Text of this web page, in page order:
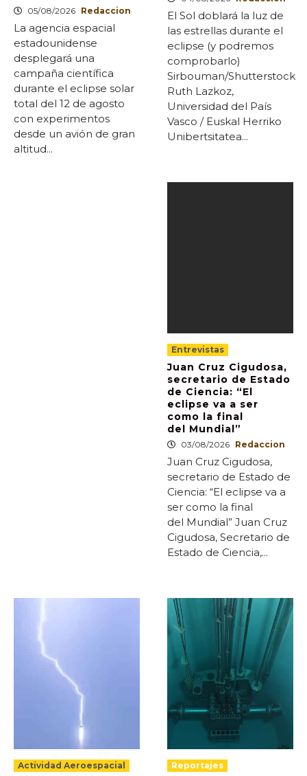
05/08/2026 Redaccion
La agencia espacial
estadounidense
desplegará una
campaña científica
durante el eclipse solar
total del 12 de agosto
con experimentos
desde un avión de gran
altitud...
El Sol doblará la luz de
las estrellas durante el
eclipse (y podremos
comprobarlo)
Sirbouman/Shutterstock
Ruth Lazkoz,
Universidad del País
Vasco / Euskal Herriko
Unibertsitatea...
Entrevistas
Juan Cruz Cigudosa,
secretario de Estado
de Ciencia: “El
eclipse va a ser
como la final
del Mundial”
03/08/2026 Redaccion
Juan Cruz Cigudosa,
secretario de Estado de
Ciencia: “El eclipse va a
ser como la final
del Mundial” Juan Cruz
Cigudosa, Secretario de
Estado de Ciencia,...
Actividad Aeroespacial Reportajes